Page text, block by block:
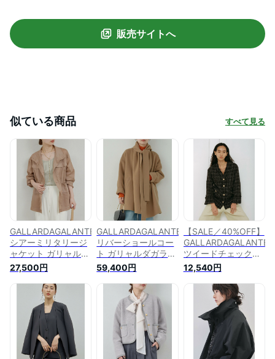
販売サイトへ
似ている商品 すべて見る
GALLARDAGALANTE
シアーミリタリージ
ャケット ガリャルダ
ガランテ ジャケッ
ト・アウター その他
のジャケット・アウ
ター ブラウン ブラ
ック グレー ベージ
ュ【送料無料】
27,500円
GALLARDAGALANTE
リバーショールコー
ト ガリャルダガラン
テ ジャケット・アウ
ター その他のジャケ
ット・アウター ブラ
ック ベージュ ブラ
ウン【送料無料】
59,400円
【SALE／40%OFF】
GALLARDAGALANTE
ツイードチェックジ
ャケット ガリャルダ
ガランテ ジャケッ
ト・アウター その他
のジャケット・アウ
ター ブラック ホワ
イト【送料無料】
12,540円